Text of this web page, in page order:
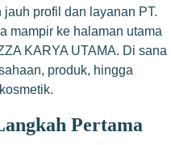
profil dan layanan PT.
mampir ke halaman utama
KARYA UTAMA. Di sana
produk, hingga
Pertama